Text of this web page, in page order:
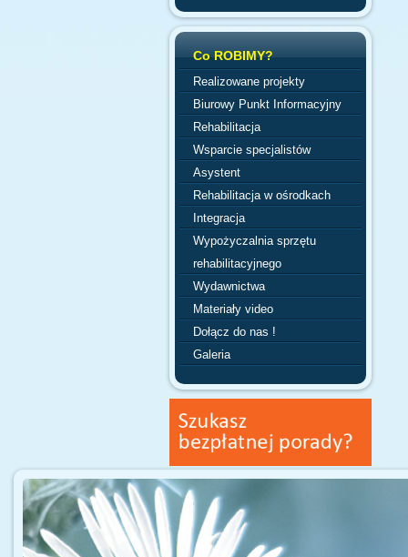
Co ROBIMY?
Realizowane projekty
Biurowy Punkt Informacyjny
Rehabilitacja
Wsparcie specjalistów
Asystent
Rehabilitacja w ośrodkach
Integracja
Wypożyczalnia sprzętu
rehabilitacyjnego
Wydawnictwa
Materiały video
Dołącz do nas !
Galeria